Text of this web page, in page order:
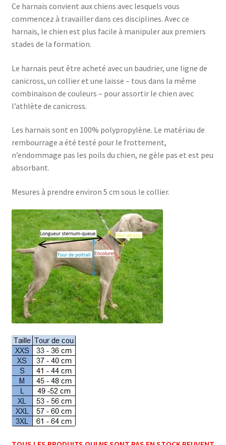
Ce harnais convient aux chiens avec lesquels vous
commencez à travailler dans ces disciplines. Avec ce
harnais, le chien est plus facile à manipuler aux premiers
stades de la formation.
Le harnais peut être acheté avec un baudrier, une ligne de
canicross, un collier et une laisse – tous dans la même
combinaison de couleurs – pour assortir le chien avec
l’athlète de canicross.
Les harnais sont en 100% polypropylène. Le matériau de
rembourrage a été testé pour le frottement,
n’endommage pas les poils du chien, ne gèle pas et est peu
absorbant.
Mesures à prendre environ 5 cm sous le collier.